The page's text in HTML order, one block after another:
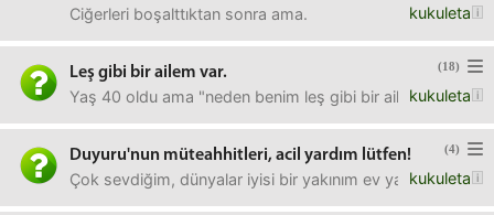
kukuleta
Ciğerleri boşalttıktan sonra ama.
(18)
Leş gibi bir ailem var.
kukuleta
Yaş 40 oldu ama "neden benim leş gibi bir ailem var"
(4)
Duyuru'nun müteahhitleri, acil yardım lütfen!
kukuleta
Çok sevdiğim, dünyalar iyisi bir yakınım ev yaptırdı.3